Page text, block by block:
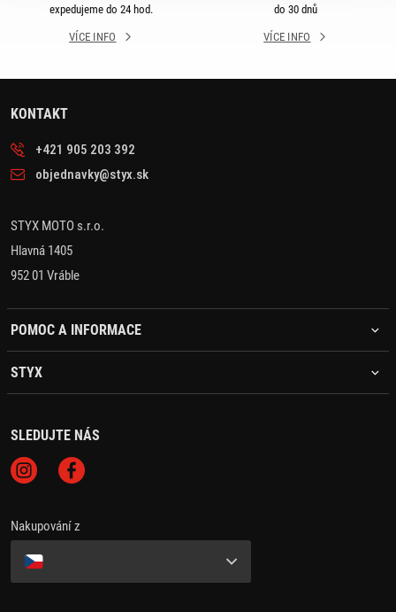
expedujeme do 24 hod.
VÍCE INFO
do 30 dnů
VÍCE INFO
KONTAKT
+421 905 203 392
objednavky@styx.sk
STYX MOTO s.r.o.
Hlavná 1405
952 01 Vráble
POMOC A INFORMACE
STYX
SLEDUJTE NÁS
Nakupování z